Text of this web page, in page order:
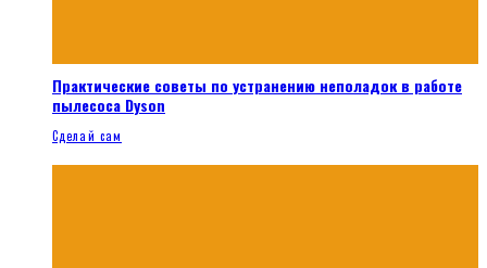
Практические советы по устранению неполадок в работе
пылесоса Dyson
Сделай сам